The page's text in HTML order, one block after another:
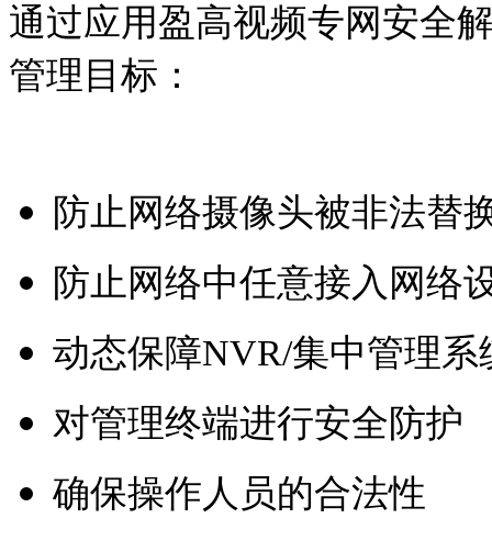
通过应用盈高视频专网安全
管理目标：
防止网络摄像头被非法替
防止网络中任意接入网络
动态保障NVR/集中管理系
对管理终端进行安全防护
确保操作人员的合法性